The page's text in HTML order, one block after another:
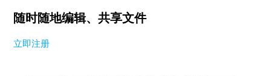
随时随地编辑、共享文件
立即注册